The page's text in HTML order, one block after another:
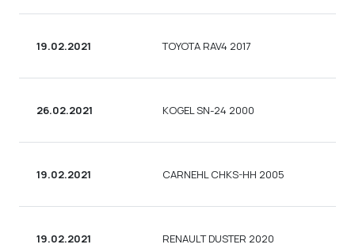
19.02.2021 TOYOTA RAV4 2017
26.02.2021 KOGEL SN-24 2000
19.02.2021 CARNEHL CHKS-HH 2005
19.02.2021 RENAULT DUSTER 2020